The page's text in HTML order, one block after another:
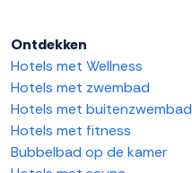
Ontdekken
Hotels met Wellness
Hotels met zwembad
Hotels met buitenzwembad
Hotels met fitness
Bubbelbad op de kamer